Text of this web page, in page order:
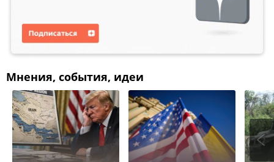
Мнения, события, идеи